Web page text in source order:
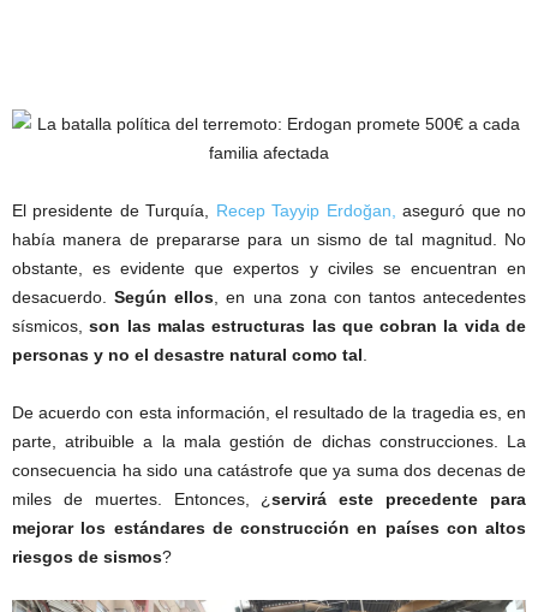
El presidente de Turquía, Recep Tayyip Erdoğan,
aseguró que no
había manera de prepararse para un sismo de tal magnitud. No
obstante, es evidente que expertos y civiles se encuentran en
desacuerdo.Según ellos , en una zona con tantos antecedentes
sísmicos,son las malas estructuras las que cobran la vida de
personas y no el desastre natural como tal
De acuerdo con esta información, el resultado de la tragedia es, en
parte, atribuible a la mala gestión de dichas construcciones. La
consecuencia ha sido una catástrofe que ya suma dos decenas de
miles de muertes. Entonces, ¿servirá este precedente para
mejorar los estándares de construcción en países con altos
riesgos de sismos?